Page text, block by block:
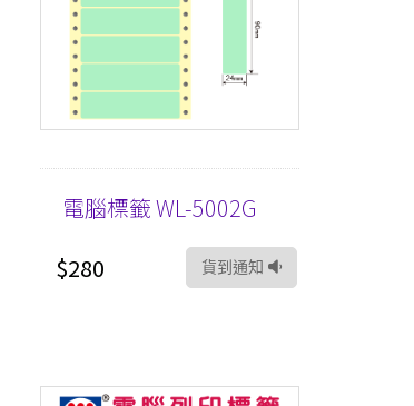
電腦標籤 WL-5002G
$280
貨到通知